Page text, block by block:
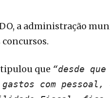
a administração
que “desde que
com pessoal,